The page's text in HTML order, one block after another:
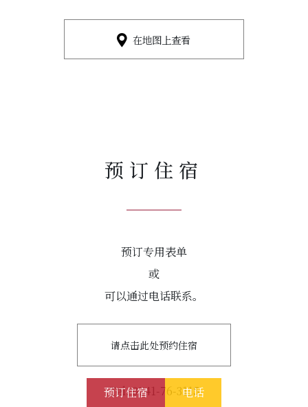
在地图上查看
预订住宿
预订专用表单
或
可以通过电话联系。
请点击此处预约住宿
Tel. 0241-76-3115
预订住宿 电话